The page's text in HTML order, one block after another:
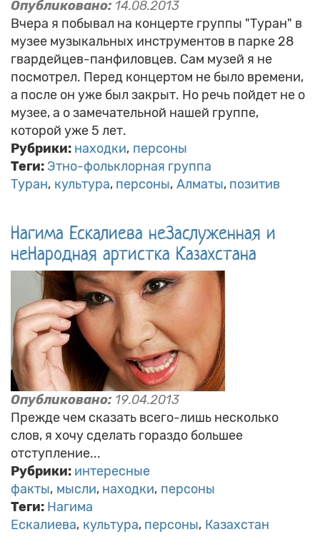
Опубликовано: 14.08.2013
Вчера я побывал на концерте группы "Туран" в
музее музыкальных инструментов в парке 28
гвардейцев-панфиловцев. Сам музей я не
посмотрел. Перед концертом не было времени,
а после он уже был закрыт. Но речь пойдет не о
музее, а о замечательной нашей группе,
которой уже 5 лет.
Рубрики: находки персоны
Теги: Этно-фольклорная группа
Туран культура персоны Алматы позитив
Нагима Ескалиева неЗаслуженная и
неНародная артистка Казахстана
Опубликовано: 19.04.2013
Прежде чем сказать всего-лишь несколько
слов, я хочу сделать гораздо большее
отступление...
Рубрики: интересные
факты мысли находки персоны
Теги: Нагима
Ескалиева культура персоны Казахстан